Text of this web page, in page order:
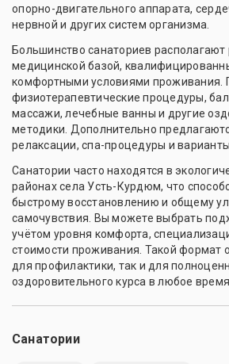
опорно-двигательного аппарата,
нервной и других систем организма.
Большинство санаториев располагают
медицинской базой,
комфортными условиями проживания.
физиотерапевтические процедуры,
массажи, лечебные ванны и другие
методики. Дополнительно
релаксации, спа-процедуры и
Санатории часто находятся в
районах села Усть-Курдюм, что
быстрому восстановлению и общему
самочувствия. Вы можете выбрать
учётом уровня комфорта,
стоимости проживания. Такой формат
для профилактики, так и для
оздоровительного курса в любое время
Санатории